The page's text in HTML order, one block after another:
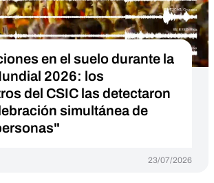
en el suelo durante la
2026: los
del CSIC las detectaron
simultánea de
23/07/2026